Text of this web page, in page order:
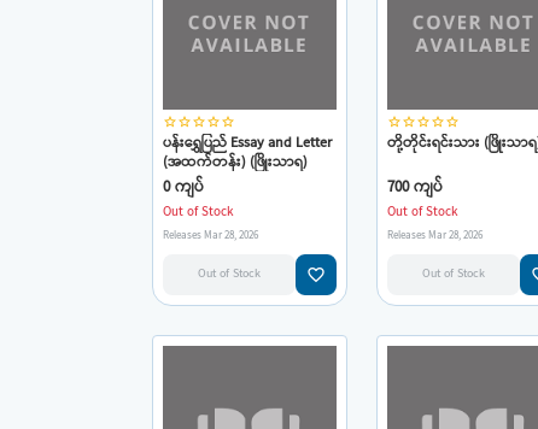
star_borderstar_borderstar_borderstar_borderstar_border
ပန်းရွှေပြည် Essay and Letter
(အထက်တန်း) (ဖြိုးသာရ)
0 ကျပ်
Out of Stock
Releases Mar 28, 2026
Out of Stock favorite_border
star_borderstar_borderstar_borderstar_borderstar_border
တို့တိုင်းရင်းသား (ဖြိုးသာ
700 ကျပ်
Out of Stock
Releases Mar 28, 2026
Out of Stock